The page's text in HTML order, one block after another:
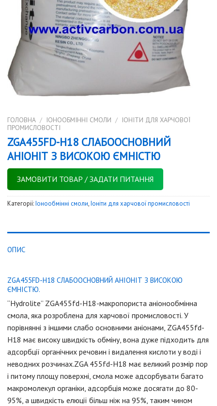
ГОЛОВНА / IОНООБМІННІ СМОЛИ / ІОНІТИ ДЛЯ ХАРЧОВОЇ
ПРОМИСЛОВОСТІ
ZGA455FD-H18 СЛАБООСНОВНИЙ
АНІОНІТ З ВИСОКОЮ ЄМНІСТЮ
ЗАМОВИТИ ТОВАР / ЗАДАТИ ПИТАННЯ
Категорії:Iонообмінні смоли,Іоніти для харчової промисловості
ОПИС
ZGA455FD-H18 СЛАБООСНОВНИЙ АНІОНІТ З ВИСОКОЮ
ЄМНІСТЮ.
“Hydrolite” ZGA455fd-H18-макропориста аніонообмінна
смола, яка розроблена для харчової промисловості. У
порівнянні з іншими слабо основними аніонами, ZGA455fd-
H18 має високу швидкість обміну, вона дуже підходить для
адсорбції органічних речовин і видалення кислоти у воді і
неводних розчинах.ZGA 455fd-H18 має великий розмір пор
і питому площу поверхні, смола може адсорбувати багато
макромолекул органіки, адсорбція може досягати до 80-
95%, а швидкість елюції більш ніж на 95%, таким чином